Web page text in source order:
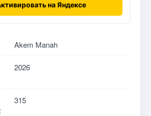
на Яндексе
Akem Manah
2026
315